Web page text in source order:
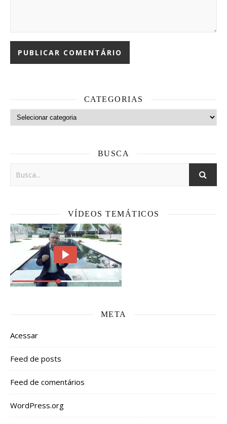
CATEGORIAS
Categorias
BUSCA
VÍDEOS TEMÁTICOS
META
Acessar
Feed de posts
Feed de comentários
WordPress.org